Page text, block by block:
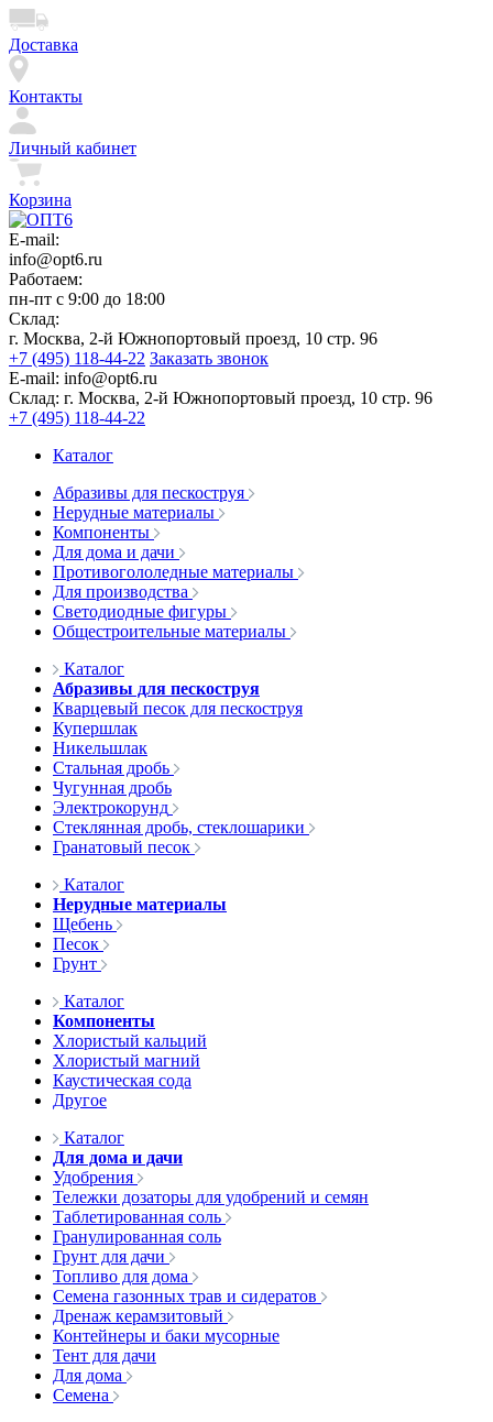
Доставка
Контакты
Личный кабинет
Корзина
E-mail:
info@opt6.ru
Работаем:
пн-пт с 9:00 до 18:00
Склад:
г. Москва, 2-й Южнопортовый проезд, 10 стр. 96
+7 (495) 118-44-22 Заказать звонок
E-mail: info@opt6.ru
Склад: г. Москва, 2-й Южнопортовый проезд, 10 стр. 96
+7 (495) 118-44-22
Каталог
Абразивы для пескоструя
Нерудные материалы
Компоненты
Для дома и дачи
Противогололедные материалы
Для производства
Светодиодные фигуры
Общестроительные материалы
Каталог
Абразивы для пескоструя
Кварцевый песок для пескоструя
Купершлак
Никельшлак
Стальная дробь
Чугунная дробь
Электрокорунд
Стеклянная дробь, стеклошарики
Гранатовый песок
Каталог
Нерудные материалы
Щебень
Песок
Грунт
Каталог
Компоненты
Хлористый кальций
Хлористый магний
Каустическая сода
Другое
Каталог
Для дома и дачи
Удобрения
Тележки дозаторы для удобрений и семян
Таблетированная соль
Гранулированная соль
Грунт для дачи
Топливо для дома
Семена газонных трав и сидератов
Дренаж керамзитовый
Контейнеры и баки мусорные
Тент для дачи
Для дома
Семена